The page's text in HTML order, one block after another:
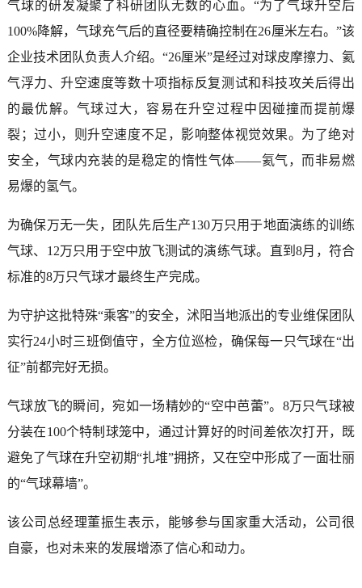
气球的研发凝聚了科研团队无数的心血。“为了气球升空后
100%降解，气球充气后的直径要精确控制在26厘米左右。”该
企业技术团队负责人介绍。“26厘米”是经过对球皮摩擦力、氦
气浮力、升空速度等数十项指标反复测试和科技攻关后得出
的最优解。气球过大，容易在升空过程中因碰撞而提前爆
裂；过小，则升空速度不足，影响整体视觉效果。为了绝对
安全，气球内充装的是稳定的惰性气体——氦气，而非易燃
易爆的氢气。
为确保万无一失，团队先后生产130万只用于地面演练的训练
气球、12万只用于空中放飞测试的演练气球。直到8月，符合
标准的8万只气球才最终生产完成。
为守护这批特殊“乘客”的安全，沭阳当地派出的专业维保团队
实行24小时三班倒值守，全方位巡检，确保每一只气球在“出
征”前都完好无损。
气球放飞的瞬间，宛如一场精妙的“空中芭蕾”。8万只气球被
分装在100个特制球笼中，通过计算好的时间差依次打开，既
避免了气球在升空初期“扎堆”拥挤，又在空中形成了一面壮丽
的“气球幕墙”。
该公司总经理董振生表示，能够参与国家重大活动，公司很
自豪，也对未来的发展增添了信心和动力。